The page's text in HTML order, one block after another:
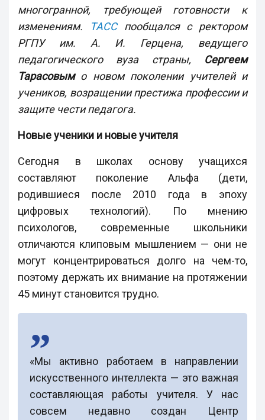
многогранной, требующей готовности к
изменениям.
ТАССпообщался с ректором
РГПУ им. А. И. Герцена, ведущего
педагогического вуза страны, Сергеем
Тарасовымо новом поколении учителей и
учеников, возращении престижа профессии и
защите чести педагога.
Новые ученики и новые учителя
Сегодня в школах основу учащихся
составляют поколение Альфа (дети,
родившиеся после 2010 года в эпоху
цифровых технологий). По мнению
психологов, современные школьники
отличаются клиповым мышлением — они не
могут концентрироваться долго на чем-то,
поэтому держать их внимание на протяжении
45 минут становится трудно.
«Мы активно работаем в направлении
искусственного интеллекта — это важная
составляющая работы учителя. У нас
совсем недавно создан Центр